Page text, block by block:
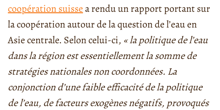
coopération suissea rendu un rapport portant sur
la coopération autour de la question de l’eau en
Asie centrale. Selon celui-ci, « la politique de l’eau
dans la région est essentiellement la somme de
stratégies nationales non coordonnées. La
conjonction d’une faible efficacité de la politique
de l’eau, de facteurs exogènes négatifs, provoqués